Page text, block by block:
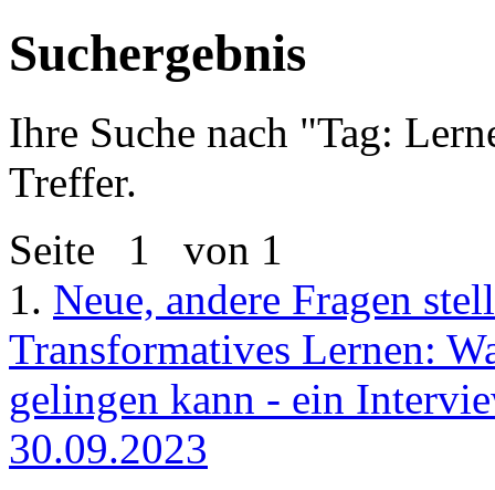
Suchergebnis
Ihre Suche nach "Tag:
Treffer.
Seite 1 von 1
1. Neue, andere Fragen
Transformatives Lernen:
gelingen kann - ein
30.09.2023